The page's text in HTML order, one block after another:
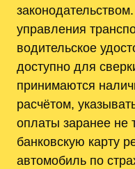
управления
водительское
доступно для
принимаются
расчётом,
оплаты заранее не
банковскую карту
автомобиль по